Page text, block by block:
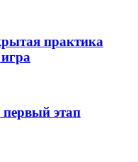
практика
этап